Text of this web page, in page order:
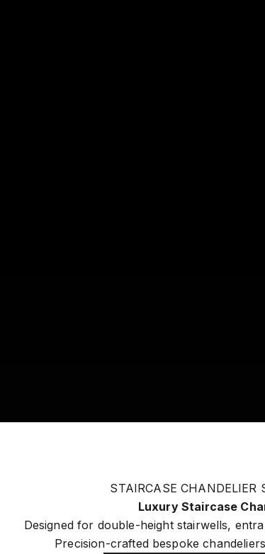
STAIRCASE CHANDELIER
Luxury Staircase
Designed for double-height stairwells,
Precision-crafted bespoke